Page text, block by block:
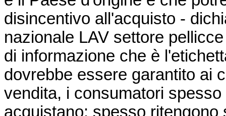
disincentivo all'acquisto -
nazionale LAV settore
di informazione che è
dovrebbe essere garantito ai
vendita, i consumatori
acquistano: spesso